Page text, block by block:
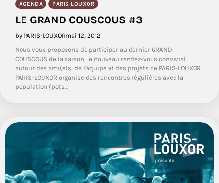
AGENDA PARIS-LOUXOR
LE GRAND COUSCOUS #3
by PARIS-LOUXORmai 12, 2012
Nous vous proposons de participer au dernier GRAND
COUSCOUS de la saison, le nouveau rendez-vous convivial
autour des ami(e)s, de l'équipe et des projets de PARIS-LOUXOR.
PARIS-LOUXOR organise des rencontres régulières avec la
population (pots…